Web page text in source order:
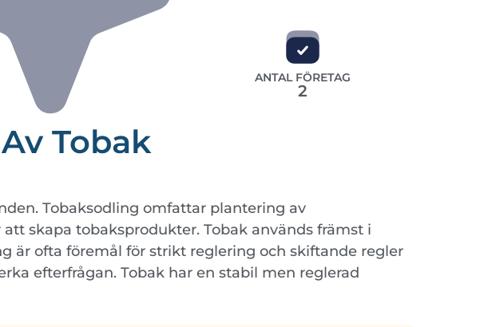
ANTAL FÖRETAG
2
Tobak
Tobaksodling omfattar plantering av
skapa tobaksprodukter. Tobak används främst i
är ofta föremål för strikt reglering och skiftande regler
efterfrågan. Tobak har en stabil men reglerad